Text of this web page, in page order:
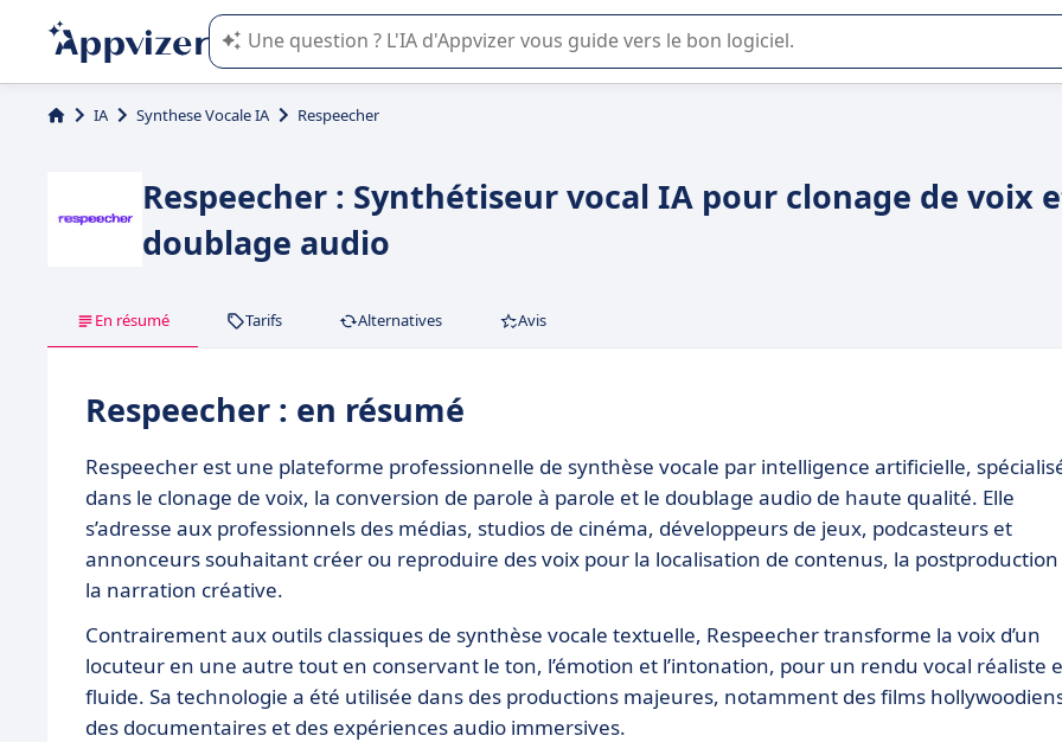
L'IA de Appvizer vous guide dans l'utilisation ou la sélection de logiciel SaaS en entreprise.
IA Synthese Vocale IA Respeecher
Respeecher : Synthétiseur vocal IA pour clonage de voix
doublage audio
En résumé Tarifs Alternatives Avis
Respeecher : en résumé
Respeecher est une plateforme professionnelle de synthèse vocale par intelligence artificielle,
dans le clonage de voix, la conversion de parole à parole et le doublage audio de haute qualité. Elle
s’adresse aux professionnels des médias, studios de cinéma, développeurs de jeux, podcasteurs et
annonceurs souhaitant créer ou reproduire des voix pour la localisation de contenus, la
la narration créative.
Contrairement aux outils classiques de synthèse vocale textuelle, Respeecher transforme la voix d’un
locuteur en une autre tout en conservant le ton, l’émotion et l’intonation, pour un rendu vocal réaliste
fluide. Sa technologie a été utilisée dans des productions majeures, notamment des films
des documentaires et des expériences audio immersives.